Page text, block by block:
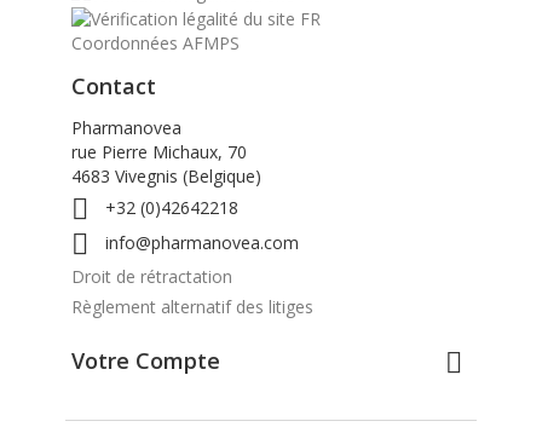
Coordonnées AFMPS
Contact
Pharmanovea
rue Pierre Michaux, 70
4683 Vivegnis (Belgique)
 +32 (0)42642218

info@pharmanovea.com
Droit de rétractation
Règlement alternatif des litiges
Votre Compte 